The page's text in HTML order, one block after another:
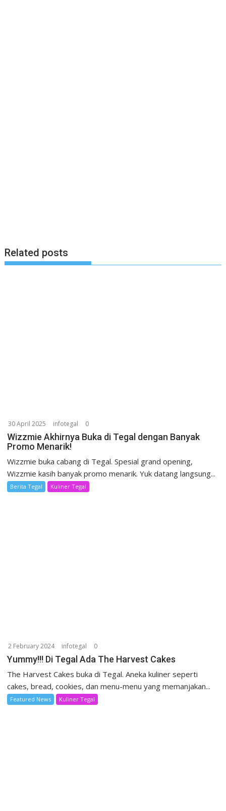
Related posts
30 April 2025 infotegal 0
Wizzmie Akhirnya Buka di Tegal dengan Banyak
Promo Menarik!
Wizzmie buka cabang di Tegal. Spesial grand opening,
Wizzmie kasih banyak promo menarik. Yuk datang langsung...
Berita Tegal Kuliner Tegal
2 February 2024 infotegal 0
Yummy!!! Di Tegal Ada The Harvest Cakes
The Harvest Cakes buka di Tegal. Aneka kuliner seperti
cakes, bread, cookies, dan menu-menu yang memanjakan...
Featured News Kuliner Tegal